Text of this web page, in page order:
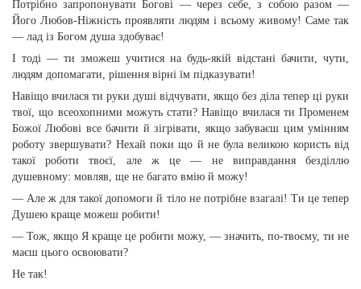
Потрібно запропонувати Богові — через себе, з собою разом —
Його Любов-Ніжність проявляти людям і всьому живому! Саме так
— лад із Богом душа здобуває!
І тоді — ти зможеш учитися на будь-якій відстані бачити, чути,
людям допомагати, рішення вірні їм підказувати!
Навіщо вчилася ти руки душі відчувати, якщо без діла тепер ці руки
твої, що всеохопними можуть стати? Навіщо вчилася ти Променем
Божої Любові все бачити й зігрівати, якщо забуваєш цим умінням
роботу звершувати? Нехай поки що й не була великою користь від
такої роботи твоєї, але ж це — не виправдання безділлю
душевному: мовляв, ще не багато вмію й можу!
— Але ж для такої допомоги й тіло не потрібне взагалі! Ти це тепер
Душею краще можеш робити!
— Тож, якщо Я краще це робити можу, — значить, по-твоєму, ти не
маєш цього освоювати?
Не так!